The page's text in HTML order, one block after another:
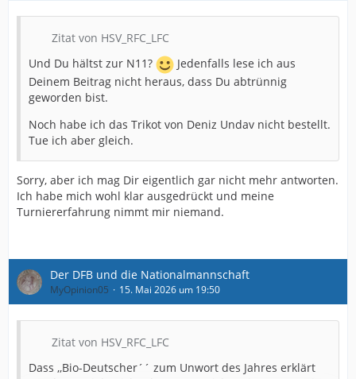
Zitat von HSV_RFC_LFC
Und Du hältst zur N11?
Jedenfalls lese ich aus
Deinem Beitrag nicht heraus, dass Du abtrünnig
geworden bist.
Noch habe ich das Trikot von Deniz Undav nicht bestellt.
Tue ich aber gleich.
Sorry, aber ich mag Dir eigentlich gar nicht mehr antworten.
Ich habe mich wohl klar ausgedrückt und meine
Turniererfahrung nimmt mir niemand.
Der DFB und die Nationalmannschaft
MyOpinion05 15. Mai 2026 um 19:50
Zitat von HSV_RFC_LFC
Dass ,,Bio-Deutscher´´ zum Unwort des Jahres erklärt